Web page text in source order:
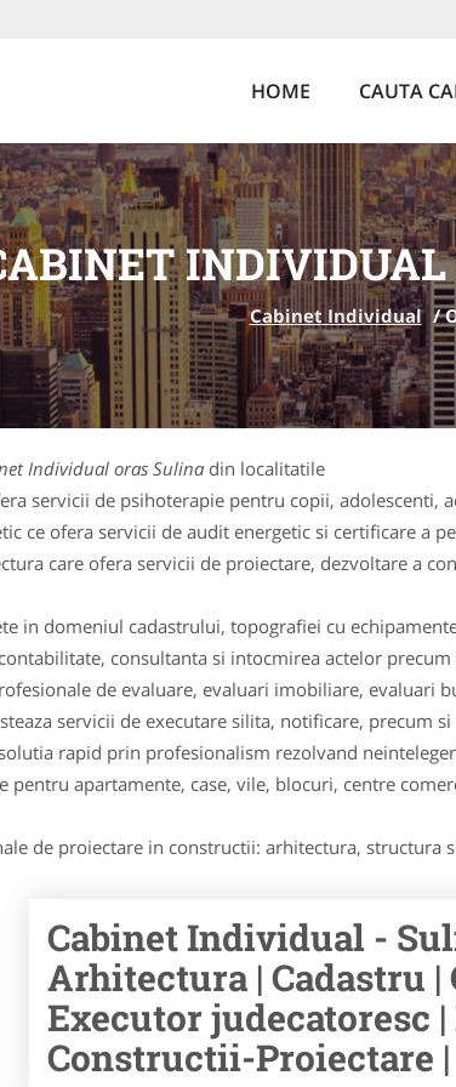
HOME CAUTA
INDIVIDUAL
Cabinet Individual /
Individual oras Sulina din localitatile
servicii de psihoterapie pentru copii, adolescenti,
ce ofera servicii de audit energetic si certificare a
care ofera servicii de proiectare, dezvoltare a
in domeniul cadastrului, topografiei cu
consultanta si intocmirea actelor
de evaluare, evaluari imobiliare,
servicii de executare silita, notificare, precum
rapid prin profesionalism rezolvand
pentru apartamente, case, vile, blocuri, centre
de proiectare in constructii: arhitectura,
Cabinet Individual -
Arhitectura | Cadastru
Executor judecatoresc
Constructii-Proiectare |